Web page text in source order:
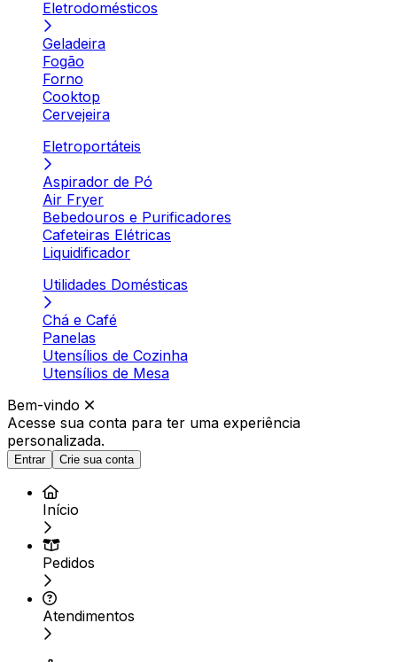
Eletrodomésticos
Geladeira
Fogão
Forno
Cooktop
Cervejeira
Eletroportáteis
Aspirador de Pó
Air Fryer
Bebedouros e Purificadores
Cafeteiras Elétricas
Liquidificador
Utilidades Domésticas
Chá e Café
Panelas
Utensílios de Cozinha
Utensílios de Mesa
Bem-vindo
Acesse sua conta para ter uma experiência
personalizada.
Entrar Crie sua conta
Início
Pedidos
Atendimentos